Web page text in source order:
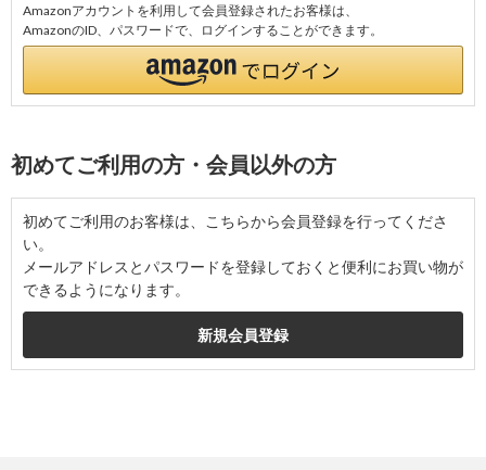
Amazonアカウントを利用して会員登録されたお客様は、
AmazonのID、パスワードで、ログインすることができます。
初めてご利用の方・会員以外の方
初めてご利用のお客様は、こちらから会員登録を行ってくださ
い。
メールアドレスとパスワードを登録しておくと便利にお買い物が
できるようになります。